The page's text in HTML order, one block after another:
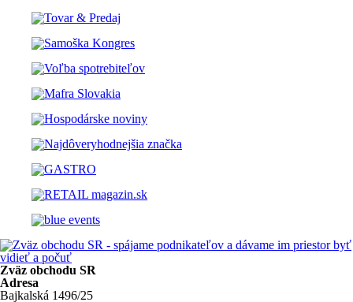
Zväz obchodu SR
Adresa
Bajkalská 1496/25